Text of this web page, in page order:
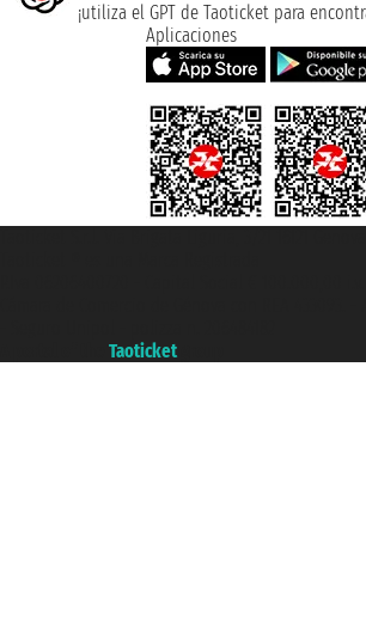
¡utiliza el GPT de Taoticket para
Aplicaciones
Taoticket